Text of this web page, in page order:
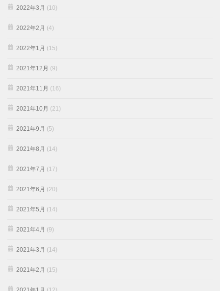
2022年3月 (10)
2022年2月 (4)
2022年1月 (15)
2021年12月 (9)
2021年11月 (16)
2021年10月 (21)
2021年9月 (5)
2021年8月 (14)
2021年7月 (17)
2021年6月 (20)
2021年5月 (14)
2021年4月 (9)
2021年3月 (14)
2021年2月 (15)